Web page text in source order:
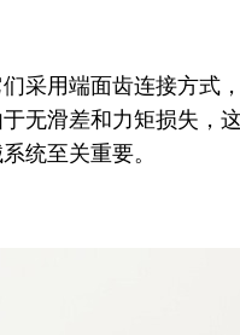
采用端面齿连接方式
无滑差和力矩损失，
统至关重要。